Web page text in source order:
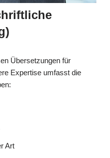
Übersetzungen für
Expertise umfasst die
Art